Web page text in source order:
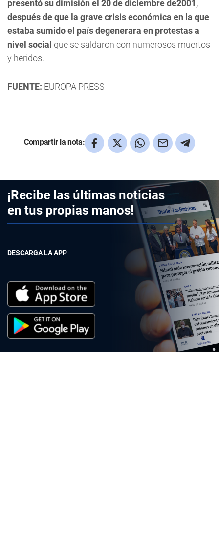
presentó su dimisión el 20 de diciembre de2001,
después de que la grave crisis económica en la que
estaba sumido el país degenerara en protestas a
nivel social que se saldaron con numerosos muertos
y heridos.
FUENTE: EUROPA PRESS
Compartir la nota:
¡Recibe las últimas noticias
en tus propias manos!
DESCARGA LA APP